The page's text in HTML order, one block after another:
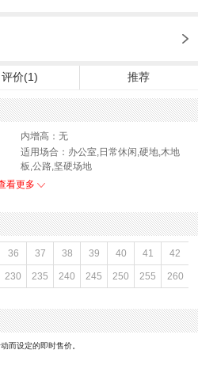
评价(1) 推荐
内增高：无
适用场合：办公室,日常休闲,硬地,木地
板,公路,坚硬场地
销售季：18年秋季
唯品会热搜词：2018新款
鞋类流行款式：松糕鞋
参考标准尺码：36码
配跟：无
鞋面图案：纯色
制鞋工艺：胶贴皮鞋
性别：女子
看更多
36 37 38 39 40 41 42
230 235 240 245 250 255 260
而设定的即时售价。